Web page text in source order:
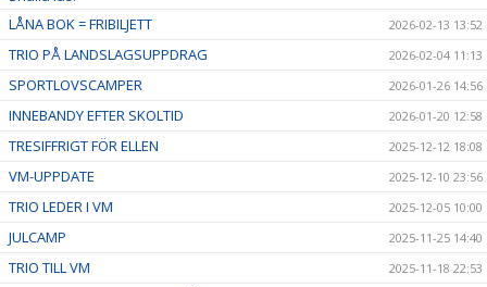
LÅNA BOK = FRIBILJETT 2026-02-13 13:52
TRIO PÅ LANDSLAGSUPPDRAG 2026-02-04 11:13
SPORTLOVSCAMPER 2026-01-26 14:56
INNEBANDY EFTER SKOLTID 2026-01-20 12:58
TRESIFFRIGT FÖR ELLEN 2025-12-12 18:08
VM-UPPDATE 2025-12-10 23:56
TRIO LEDER I VM 2025-12-05 10:00
JULCAMP 2025-11-25 14:40
TRIO TILL VM 2025-11-18 22:53